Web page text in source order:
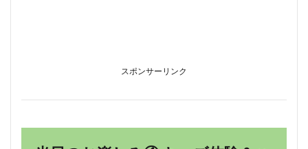
スポンサーリンク